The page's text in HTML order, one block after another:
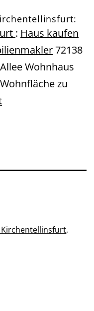
: Haus kaufen
72138
Wohnhaus
zu
,